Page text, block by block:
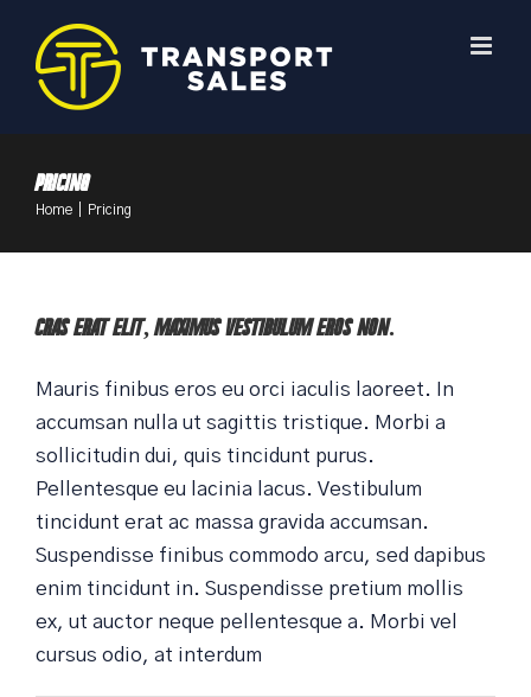
content
Pricing
Home Pricing
Cras erat elit, maximus vestibulum eros non.
Mauris finibus eros eu orci iaculis laoreet. In
accumsan nulla ut sagittis tristique. Morbi a
sollicitudin dui, quis tincidunt purus.
Pellentesque eu lacinia lacus. Vestibulum
tincidunt erat ac massa gravida accumsan.
Suspendisse finibus commodo arcu, sed dapibus
enim tincidunt in. Suspendisse pretium mollis
ex, ut auctor neque pellentesque a. Morbi vel
cursus odio, at interdum